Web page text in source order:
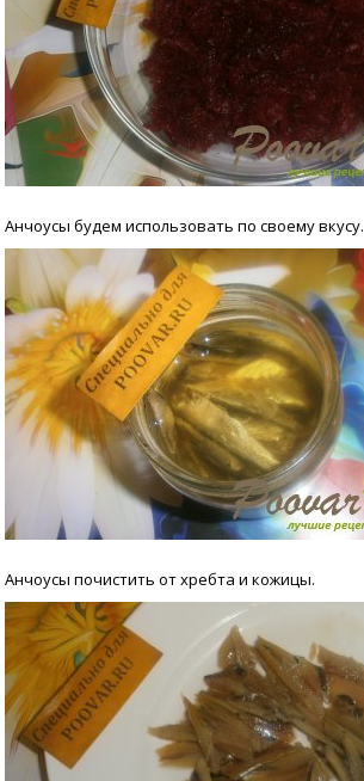
Анчоусы будем использовать по своему вкусу.
Анчоусы почистить от хребта и кожицы.